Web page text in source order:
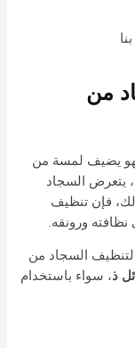
من
يضيف لمسة من
يتعرض السجاد
فإن تنظيف
ورونقه.
سنتعرف على أفضل 8 طرق لتنظيف السجاد من
ذ، سواء باستخدام